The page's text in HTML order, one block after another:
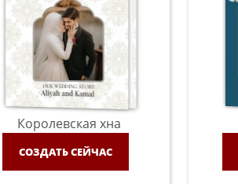
Королевская хна
СОЗДАТЬ СЕЙЧАС